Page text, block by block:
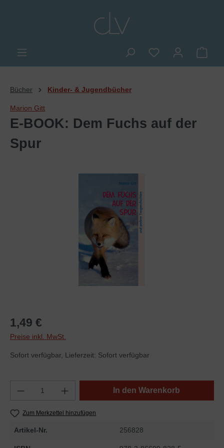
Du hast 0
Bücher Kinder- & Jugendbücher
Marion Gitt
E-BOOK: Dem Fuchs auf der
Spur
1,49 €
Preise inkl. MwSt.
Sofort verfügbar, Lieferzeit: Sofort verfügbar
In den Warenkorb
Zum Merkzettel hinzufügen
Artikel-Nr. 256828